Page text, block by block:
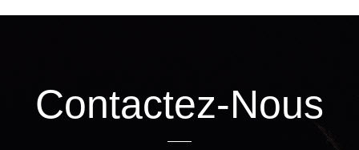
Contactez-Nous